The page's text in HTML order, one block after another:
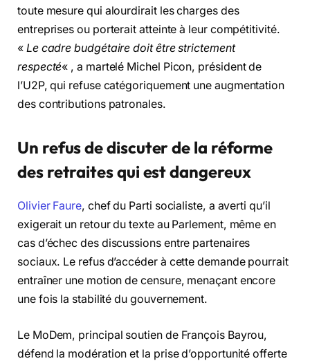
toute mesure qui alourdirait les charges des
entreprises ou porterait atteinte à leur compétitivité.
« Le cadre budgétaire doit être strictement
respecté« , a martelé Michel Picon, président de
l’U2P, qui refuse catégoriquement une augmentation
des contributions patronales.
Un refus de discuter de la réforme
des retraites qui est dangereux
Olivier Faure, chef du Parti socialiste, a averti qu’il
exigerait un retour du texte au Parlement, même en
cas d’échec des discussions entre partenaires
sociaux. Le refus d’accéder à cette demande pourrait
entraîner une motion de censure, menaçant encore
une fois la stabilité du gouvernement.
Le MoDem, principal soutien de François Bayrou,
défend la modération et la prise d’opportunité offerte